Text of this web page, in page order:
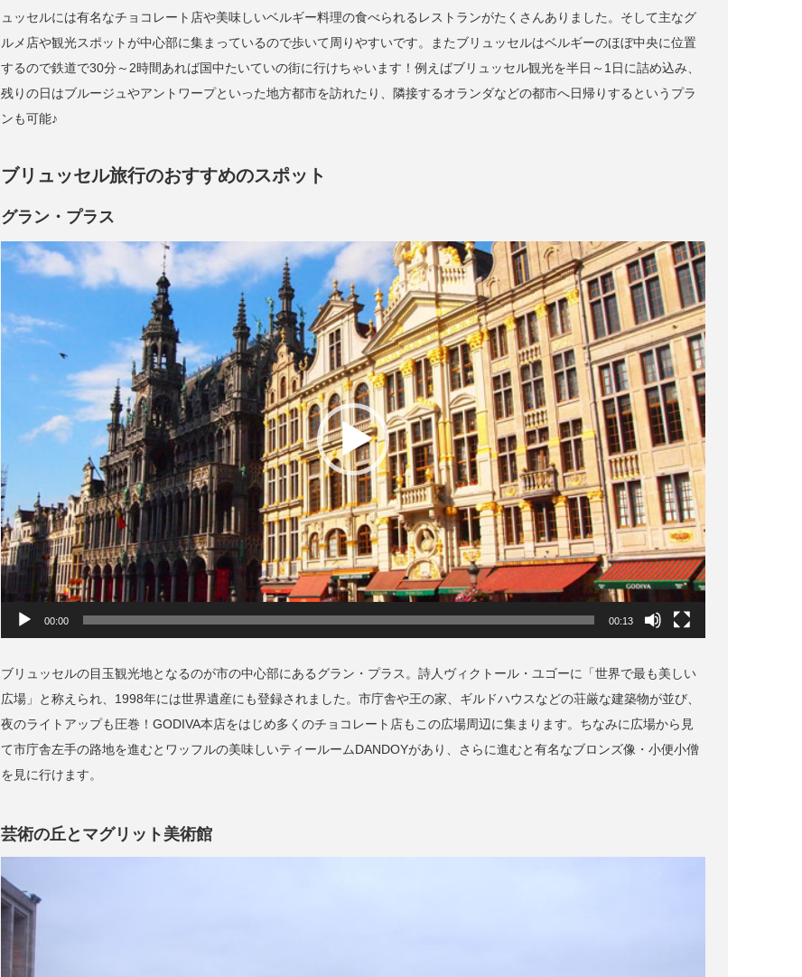
ュッセルには有名なチョコレート店や美味しいベルギー料理の食べられるレストランがたくさんありました。そして主なグ
ルメ店や観光スポットが中心部に集まっているので歩いて周りやすいです。またブリュッセルはベルギーのほぼ中央に位置
するので鉄道で30分～2時間あれば国中たいていの街に行けちゃいます！例えばブリュッセル観光を半日～1日に詰め込み、
残りの日はブルージュやアントワープといった地方都市を訪れたり、隣接するオランダなどの都市へ日帰りするというプラ
ンも可能♪
ブリュッセル旅行のおすすめのスポット
グラン・プラス
動
画
ヤ
ー
00:00 00:13
ブリュッセルの目玉観光地となるのが市の中心部にあるグラン・プラス。詩人ヴィクトール・ユゴーに「世界で最も美しい
広場」と称えられ、1998年には世界遺産にも登録されました。市庁舎や王の家、ギルドハウスなどの荘厳な建築物が並び、
夜のライトアップも圧巻！GODIVA本店をはじめ多くのチョコレート店もこの広場周辺に集まります。ちなみに広場から見
て市庁舎左手の路地を進むとワッフルの美味しいティールームDANDOYがあり、さらに進むと有名なブロンズ像・小便小僧
を見に行けます。
芸術の丘とマグリット美術館